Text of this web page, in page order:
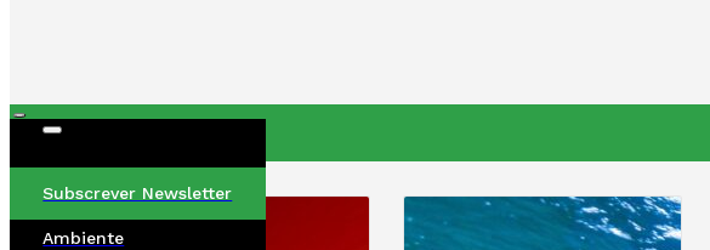
Subscrever Newsletter
Ambiente